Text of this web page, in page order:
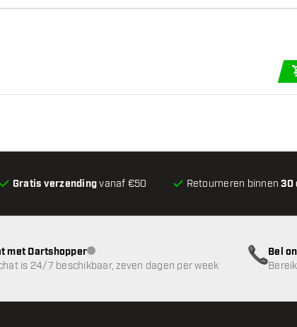
Gratis verzendingvanaf €50 Retourneren binnen30
met Dartshopperklantenservice niet beschikbaar
is 24/7 beschikbaar, zeven dagen per week
Bel